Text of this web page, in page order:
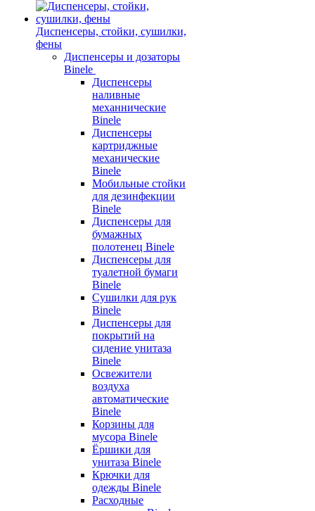
Диспенсеры, стойки, сушилки,
фены
Диспенсеры и дозаторы
Binele
Диспенсеры
наливные
механнические
Binele
Диспенсеры
картриджные
механические
Binele
Мобильные стойки
для дезинфекции
Binele
Диспенсеры для
бумажных
полотенец Binele
Диспенсеры для
туалетной бумаги
Binele
Сушилки для рук
Binele
Диспенсеры для
покрытий на
сидение унитаза
Binele
Освежители
воздуха
автоматические
Binele
Корзины для
мусора Binele
Ёршики для
унитаза Binele
Крючки для
одежды Binele
Расходные